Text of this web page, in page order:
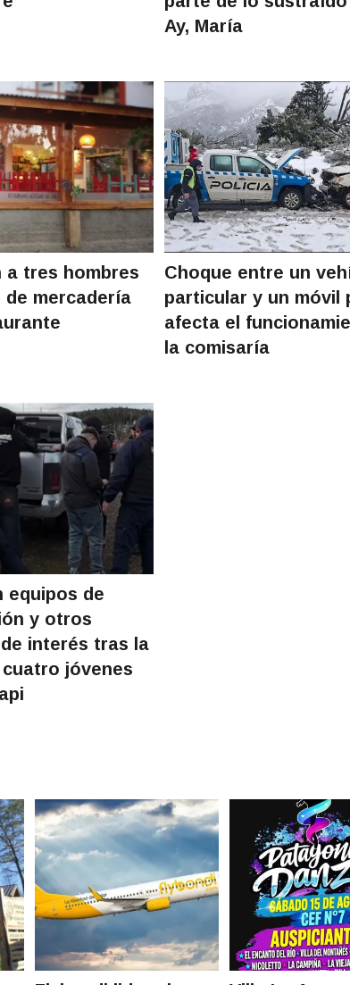
Ay, María
a tres hombres
mercadería
Choque entre un
particular y un móvil
afecta el
la comisaría
equipos de
y otros
interés tras la
jóvenes